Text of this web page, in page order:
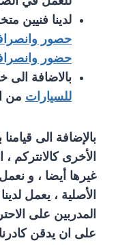
لدينا فنيين
حصور
حضور
بالاضافة
للسيارات من
بالإضافة الى
الأخرى كالانتركم ،
غيرها أيضا ، و
الأصلية ، يعمل
المدربين على
على ان يدقن كادرنا